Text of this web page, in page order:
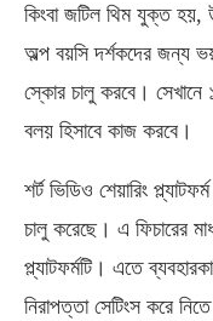
কিংবা জটিল থিম যুক্ত
অল্প বয়সি দর্শকদের জন্য
স্কোর চালু করবে। সেখানে
বলয় হিসাবে কাজ করবে।
শর্ট ভিডিও শেয়ারিং
চালু করেছে। এ ফিচারের
প্ল্যাটফর্মটি। এতে
নিরাপত্তা সেটিংস করে